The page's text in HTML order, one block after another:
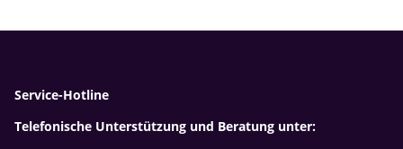
Service-Hotline
Telefonische Unterstützung und Beratung unter: